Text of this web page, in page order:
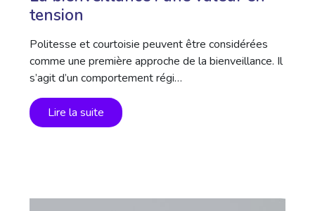
tension
Politesse et courtoisie peuvent être considérées
comme une première approche de la bienveillance. Il
s’agit d’un comportement régi…
Lire la suite